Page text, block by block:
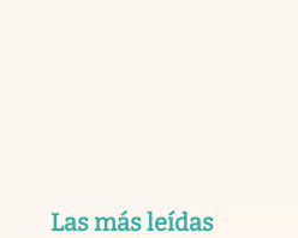
Las más leídas